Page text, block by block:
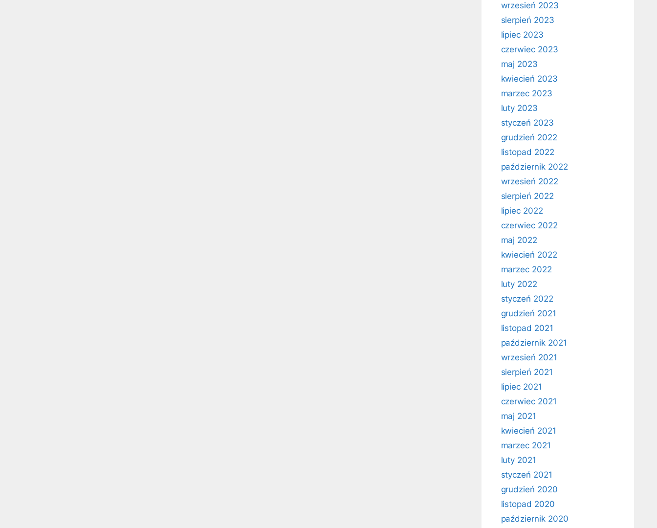
wrzesień 2023
sierpień 2023
lipiec 2023
czerwiec 2023
maj 2023
kwiecień 2023
marzec 2023
luty 2023
styczeń 2023
grudzień 2022
listopad 2022
październik 2022
wrzesień 2022
sierpień 2022
lipiec 2022
czerwiec 2022
maj 2022
kwiecień 2022
marzec 2022
luty 2022
styczeń 2022
grudzień 2021
listopad 2021
październik 2021
wrzesień 2021
sierpień 2021
lipiec 2021
czerwiec 2021
maj 2021
kwiecień 2021
marzec 2021
luty 2021
styczeń 2021
grudzień 2020
listopad 2020
październik 2020